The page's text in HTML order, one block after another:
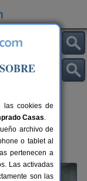
de Santander
las cookies de
Casas.
archivo de
o tablet al
pertenecen a
Las activadas
son las